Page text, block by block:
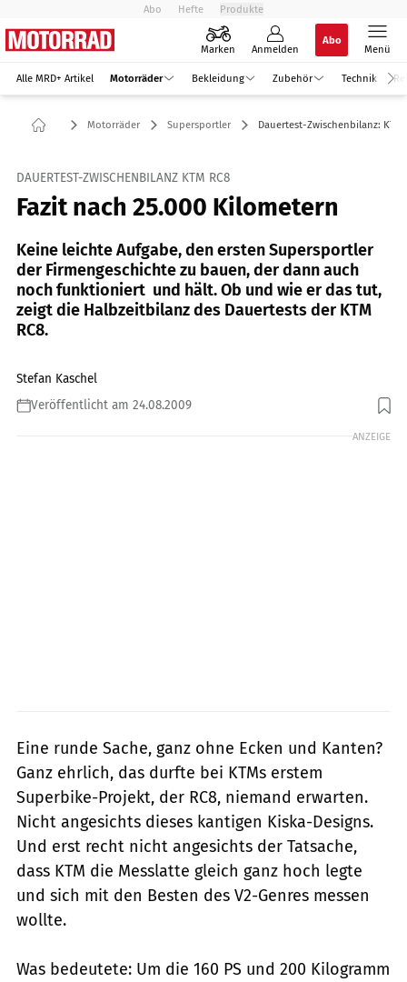
Abo Hefte Produkte
Marken Anmelden
Abo
Menü
Alle MRD+ Artikel Motorräder Bekleidung Zubehör Technik
Motorräder Supersportler Dauertest-Zwischenbilanz: KTM
DAUERTEST-ZWISCHENBILANZ KTM RC8
Fazit nach 25.000 Kilometern
Keine leichte Aufgabe, den ersten Supersportler
der Firmengeschichte zu bauen, der dann auch
noch funktioniert  und hält. Ob und wie er das tut,
zeigt die Halbzeitbilanz des Dauertests der KTM
RC8.
Stefan Kaschel
Veröffentlicht am 24.08.2009
ANZEIGE
Eine runde Sache, ganz ohne Ecken und Kanten?
Ganz ehrlich, das durfte bei KTMs erstem
Superbike-Projekt, der RC8, niemand erwarten.
Nicht angesichts dieses kantigen Kiska-Designs.
Und erst recht nicht angesichts der Tatsache,
dass KTM die Messlatte gleich ganz hoch legte
und sich mit den Besten des V2-Genres messen
wollte.
Was bedeutete: Um die 160 PS und 200 Kilogramm